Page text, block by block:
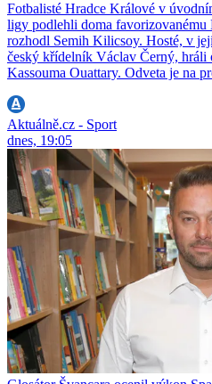
Fotbalisté Hradce Králové v
ligy podlehli doma
rozhodl Semih Kilicsoy. Hosté, v
český křídelník Václav Černý, hráli
Kassouma Ouattary. Odveta je na
Aktuálně.cz - Sport
dnes, 19:05